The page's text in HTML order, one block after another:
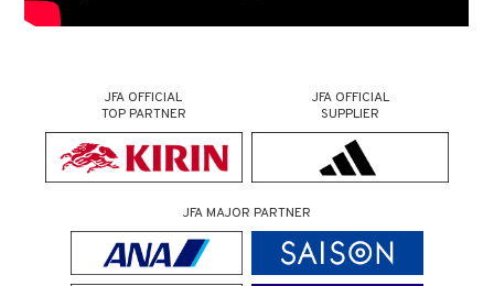
JFA OFFICIAL
TOP PARTNER
JFA OFFICIAL
SUPPLIER
JFA MAJOR PARTNER